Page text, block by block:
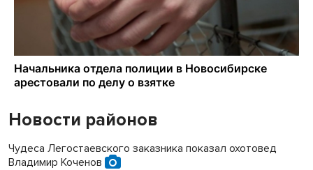
Новости районов
Чудеса Легостаевского заказника показал охотовед
Владимир Коченов